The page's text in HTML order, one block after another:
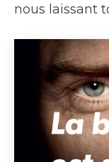
nous laissant